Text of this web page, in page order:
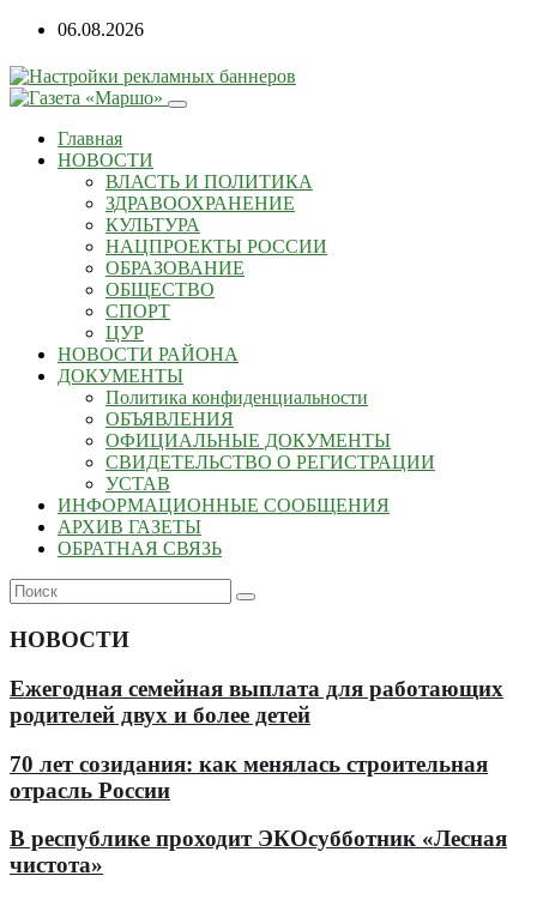
Перейти
содержанию
06.08.2026
Главная
НОВОСТИ
ВЛАСТЬ И ПОЛИТИКА
ЗДРАВООХРАНЕНИЕ
КУЛЬТУРА
НАЦПРОЕКТЫ РОССИИ
ОБРАЗОВАНИЕ
ОБЩЕСТВО
СПОРТ
ЦУР
НОВОСТИ РАЙОНА
ДОКУМЕНТЫ
Политика конфиденциальности
ОБЪЯВЛЕНИЯ
ОФИЦИАЛЬНЫЕ ДОКУМЕНТЫ
СВИДЕТЕЛЬСТВО О РЕГИСТРАЦИИ
УСТАВ
ИНФОРМАЦИОННЫЕ СООБЩЕНИЯ
АРХИВ ГАЗЕТЫ
ОБРАТНАЯ СВЯЗЬ
НОВОСТИ
Ежегодная семейная выплата для работающих
родителей двух и более детей
70 лет созидания: как менялась строительная
отрасль России
В республике проходит ЭКОсубботник «Лесная
чистота»